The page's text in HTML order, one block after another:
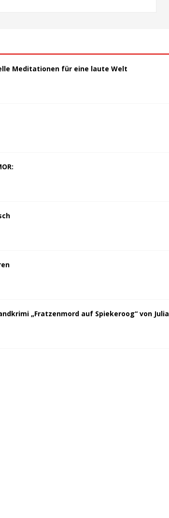
Meditationen für eine laute Welt
„Fratzenmord auf Spiekeroog“ von Julia